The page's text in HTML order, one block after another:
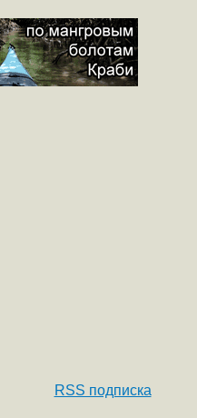
RSS подписка